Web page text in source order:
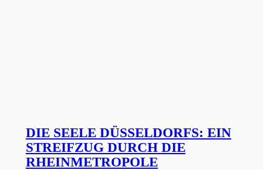
DIE SEELE DÜSSELDORFS: EIN
STREIFZUG DURCH DIE
RHEINMETROPOLE